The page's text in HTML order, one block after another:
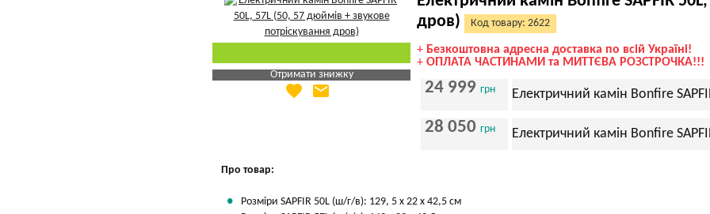
Отримати знижку
Яка Ваша ціна
favorite email
дров)
Код товару: 2622
+ Безкоштовна адресна доставка по всій Україні!
+ ОПЛАТА ЧАСТИНАМИ та МИТТЄВА РОЗСТРОЧКА!!!
24 999 грн Електричний камін Bonfire
28 050 грн Електричний камін Bonfire
Про товар:
Розміри SAPFIR 50L (ш/г/в): 129, 5 х 22 х 42,5 см